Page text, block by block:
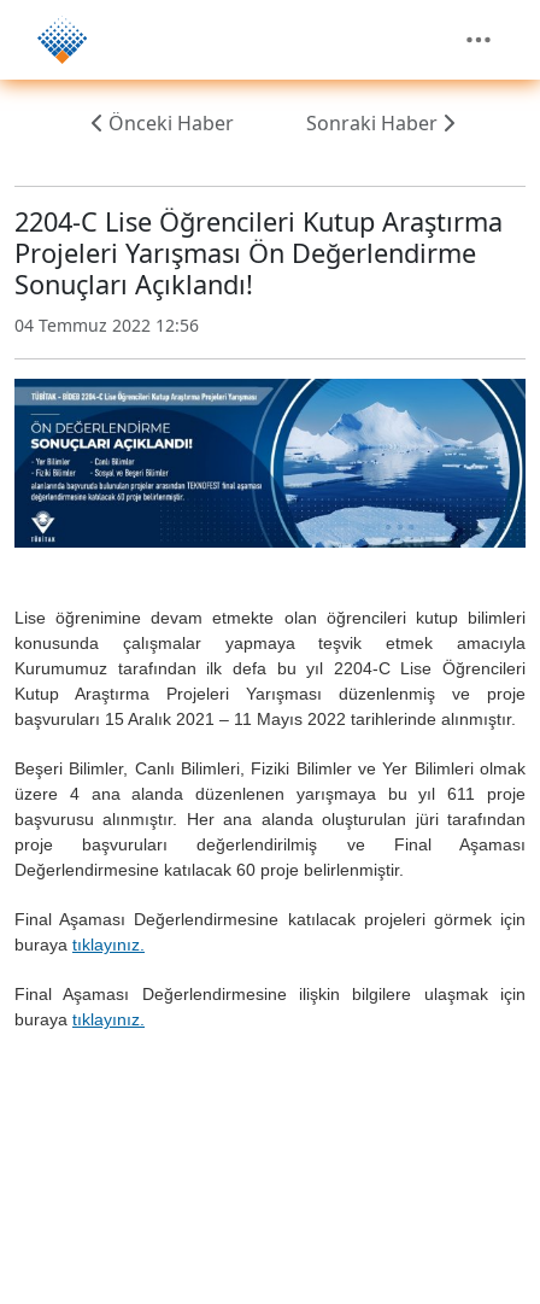
Önceki Haber Sonraki Haber
2204-C Lise Öğrencileri Kutup Araştırma
Projeleri Yarışması Ön Değerlendirme
Sonuçları Açıklandı!
04 Temmuz 2022 12:56
Lise öğrenimine devam etmekte olan öğrencileri kutup bilimleri
konusunda çalışmalar yapmaya teşvik etmek amacıyla
Kurumumuz tarafından ilk defa bu yıl 2204-C Lise Öğrencileri
Kutup Araştırma Projeleri Yarışması düzenlenmiş ve proje
başvuruları 15 Aralık 2021 – 11 Mayıs 2022 tarihlerinde alınmıştır.
Beşeri Bilimler, Canlı Bilimleri, Fiziki Bilimler ve Yer Bilimleri olmak
üzere 4 ana alanda düzenlenen yarışmaya bu yıl 611
proje
başvurusu alınmıştır. Her ana alanda oluşturulan jüri tarafından
proje başvuruları değerlendirilmiş ve Final Aşaması
Değerlendirmesine katılacak 60 proje belirlenmiştir.
Final Aşaması Değerlendirmesine katılacak projeleri görmek için
buraya tıklayınız.
Final Aşaması Değerlendirmesine ilişkin bilgilere ulaşmak için
buraya tıklayınız.